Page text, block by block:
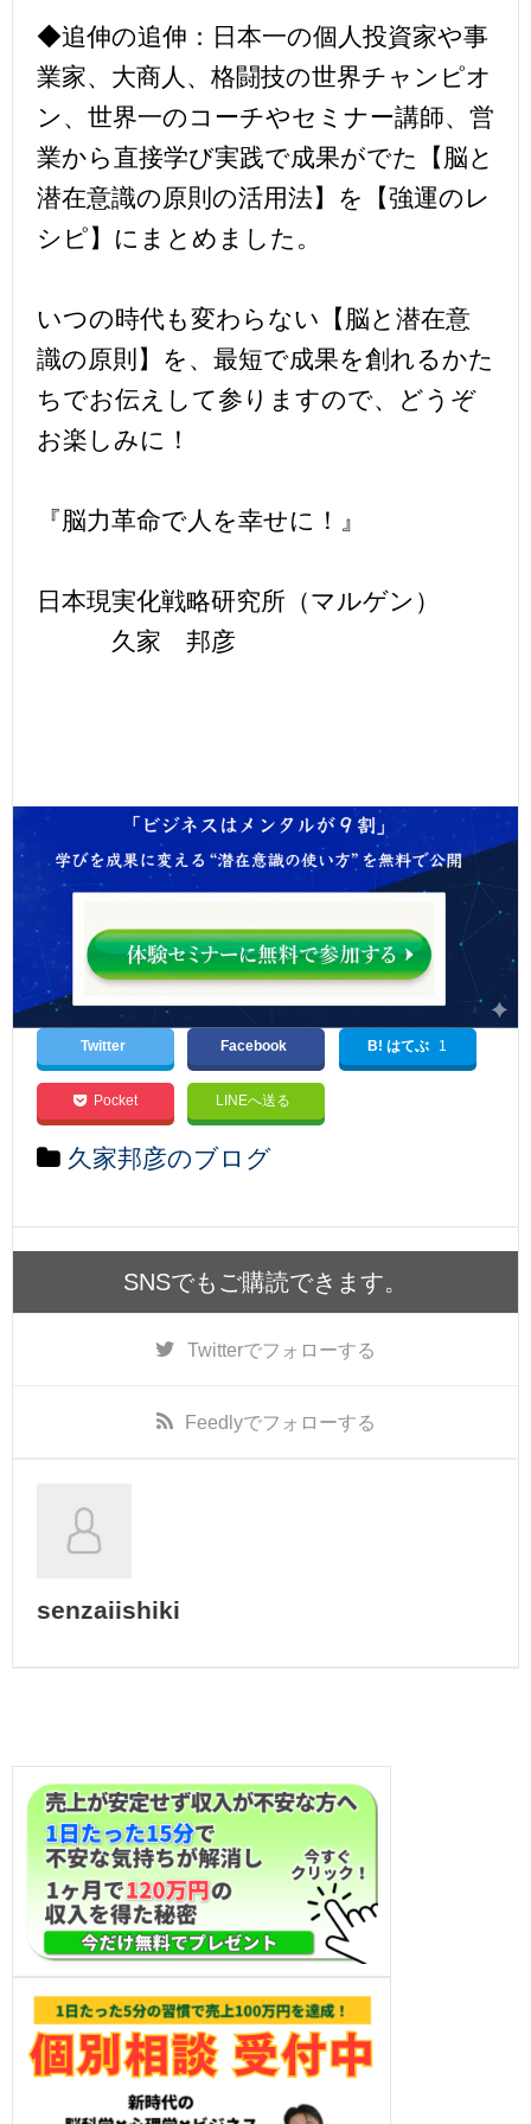
◆追伸の追伸：日本一の個人投資家や事
業家、大商人、格闘技の世界チャンピオ
ン、世界一のコーチやセミナー講師、営
業から直接学び実践で成果がでた【脳と
潜在意識の原則の活用法】を【強運のレ
シピ】にまとめました。
いつの時代も変わらない【脳と潜在意
識の原則】を、最短で成果を創れるかた
ちでお伝えして参りますので、どうぞ
お楽しみに！
『脳力革命で人を幸せに！』
日本現実化戦略研究所（マルゲン）
久家 邦彦
Twitter Facebook B! はてぶ 1
Pocket LINEへ送る
久家邦彦のブログ
SNSでもご購読できます。
Twitterでフォローする
Feedlyでフォローする
senzaiishiki